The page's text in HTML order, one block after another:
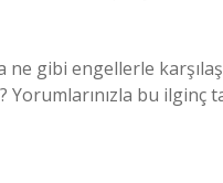
ne gibi engellerle
bu ilginç